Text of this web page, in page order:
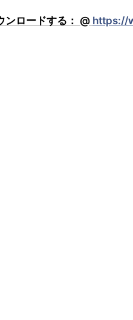
ンロードする： @ https://